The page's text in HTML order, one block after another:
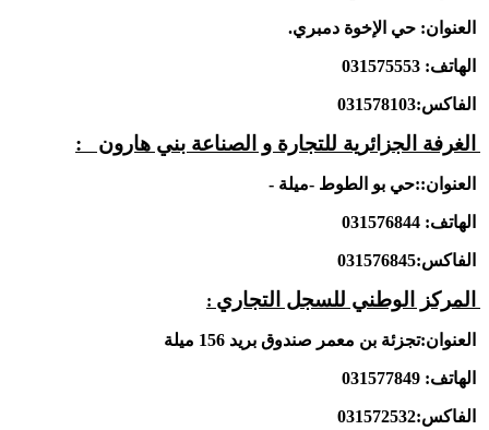
العنوان: حي الإخوة دمبري.
الهاتف: 031575553
الفاكس:031578103
الغرفة الجزائرية للتجارة و الصناعة بني هارون :
العنوان::حي بو الطوط -ميلة -
الهاتف: 031576844
الفاكس:031576845
المركز الوطني للسجل التجاري :
العنوان:تجزئة بن معمر صندوق بريد 156 ميلة
الهاتف: 031577849
الفاكس:031572532